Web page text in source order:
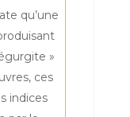
qu’une
»
ces
indices